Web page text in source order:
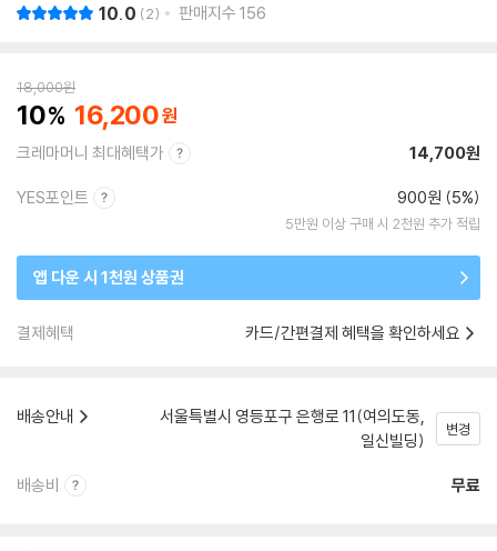
10.0 2 판매지수 156
18,000원
10 16,200
크레마머니 최대혜택가 14,700원
YES포인트 900원 (5%)
5만원 이상 구매 시 2천원 추가 적립
앱 다운 시 1천원 상품권
결제혜택 카드/간편결제 혜택을 확인하세요
배송안내
서울특별시 영등포구 은행로 11(여의도동,
일신빌딩)
변경
배송비 무료